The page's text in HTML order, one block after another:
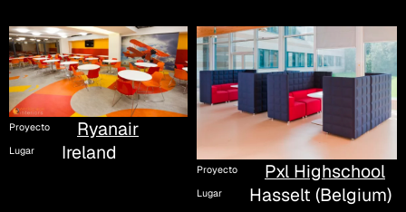
Proyecto Ryanair
Lugar Ireland
Proyecto Pxl Highschool
Lugar Hasselt (Belgium)